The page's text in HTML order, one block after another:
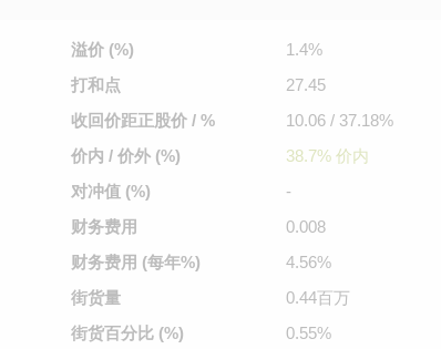
溢价 (%)
1.4%
打和点
27.45
收回价距正股价 / %
10.06 / 37.18%
价内 / 价外 (%)
38.7% 价内
对冲值 (%)
-
财务费用
0.008
财务费用 (每年%)
4.56%
街货量
0.44百万
街货百分比 (%)
0.55%